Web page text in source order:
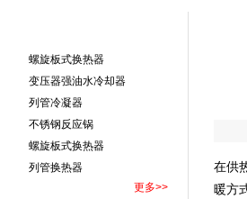
螺旋板式换热器
变压器强油水冷却器
列管冷凝器
不锈钢反应锅
螺旋板式换热器
列管换热器
更多>>
在供
暖方